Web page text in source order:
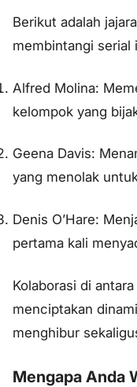
Berikut adalah
membintangi serial
Alfred Molina:
kelompok yang
Geena Davis:
yang menolak
Denis O’Hare:
pertama kali
Kolaborasi di
menciptakan
menghibur
Mengapa Anda